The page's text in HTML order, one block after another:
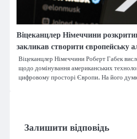
Віцеканцлер Німеччини
закликав створити європейську
Віцеканцлер Німеччини Роберт Габек
щодо домінування американських
цифровому просторі Європи. На його
Залишити відповідь